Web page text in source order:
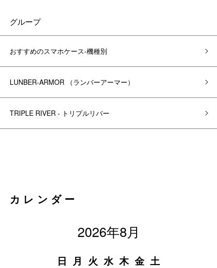
グループ
おすすめのスマホケース-機種別
LUNBER-ARMOR （ランバーアーマー）
TRIPLE RIVER - トリプルリバー
カレンダー
2026年8月
日 月 火 水 木 金 土